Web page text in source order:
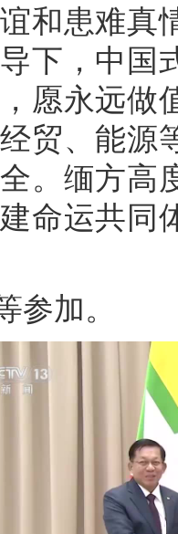
和患难真
下，中国
愿永远做
贸、能源
。缅方高
命运共同
参加。